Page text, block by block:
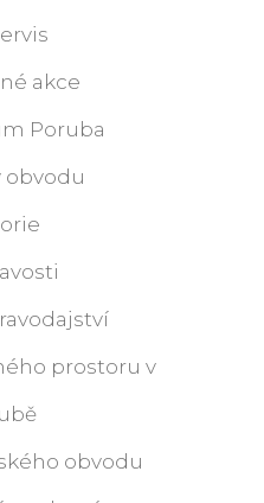
akce
Poruba
obvodu
prostoru v
obvodu